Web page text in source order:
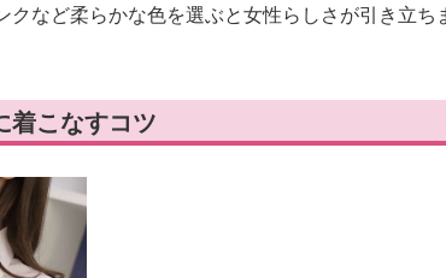
クなど柔らかな色を選ぶと女性らしさが引き立ち
着こなすコツ